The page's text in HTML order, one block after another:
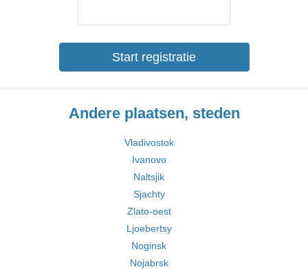
Start registratie
Andere plaatsen, steden
Vladivostok
Ivanovo
Naltsjik
Sjachty
Zlato-oest
Ljoebertsy
Noginsk
Nojabrsk